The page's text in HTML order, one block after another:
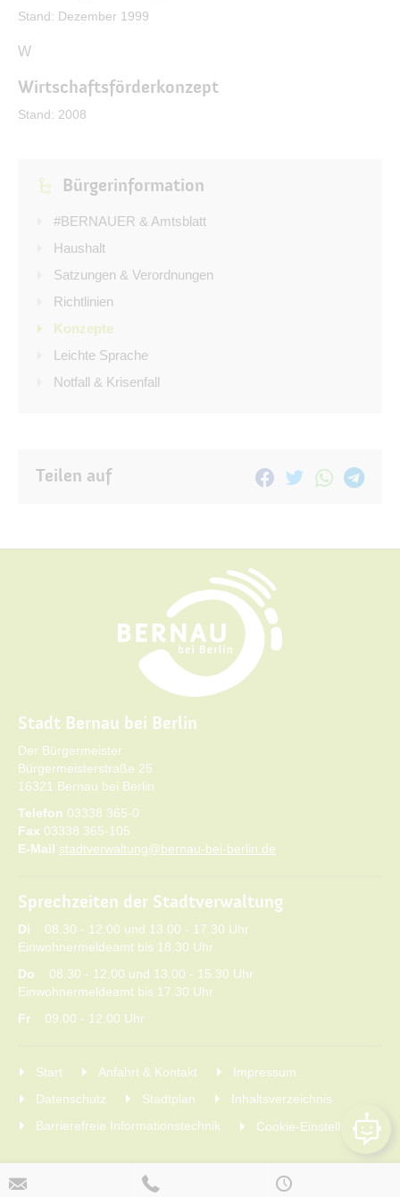
Stand: Dezember 1999
W
Wirtschaftsförderkonzept
Stand: 2008
Bürgerinformation
#BERNAUER & Amtsblatt
Haushalt
Satzungen & Verordnungen
Richtlinien
Konzepte
Leichte Sprache
Notfall & Krisenfall
Teilen auf
Stadt Bernau bei Berlin
Der Bürgermeister
Bürgermeisterstraße 25
16321 Bernau bei Berlin
Telefon 03338 365-0
Fax 03338 365-105
E-Mail stadtverwaltung@bernau-bei-berlin.de
Sprechzeiten der Stadtverwaltung
Di 08.30 - 12.00 und 13.00 - 17.30 Uhr
Einwohnermeldeamt bis 18.30 Uhr
Do 08.30 - 12.00 und 13.00 - 15.30 Uhr
Einwohnermeldeamt bis 17.30 Uhr
Fr 09.00 - 12.00 Uhr
Start Anfahrt & Kontakt
Impressum
Datenschutz
Stadtplan
Inhaltsverzeichnis
Barrierefreie Informationstechnik
Cookie-Einstellungen